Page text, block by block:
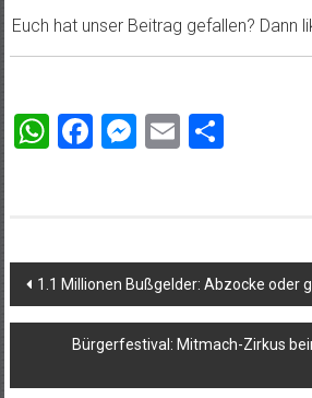
Euch hat unser Beitrag gefallen? Dann
WhatsApp
Facebook
Messenger
EmailTeilen
Beitragsnavigation
1.1 Millionen Bußgelder: Abzocke oder
Bürgerfestival: Mitmach-Zirkus